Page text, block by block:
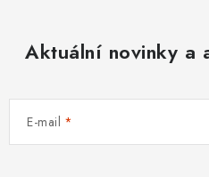
Aktuální novinky a
E-mail